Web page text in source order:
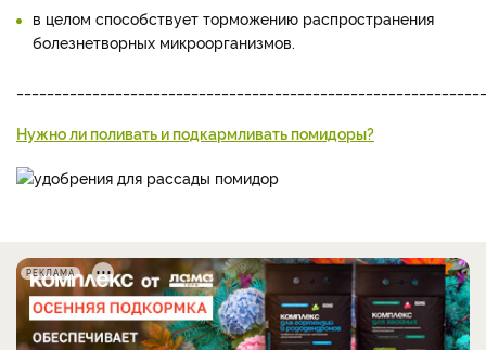
в целом способствует торможению распространения
болезнетворных микроорганизмов.
Нужно ли поливать и подкармливать помидоры?
РЕКЛАМА